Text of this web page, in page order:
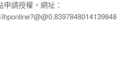
請授權，網址：